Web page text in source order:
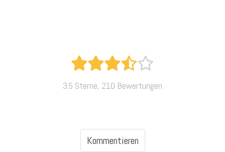
3.5 Sterne, 210 Bewertungen
Kommentieren